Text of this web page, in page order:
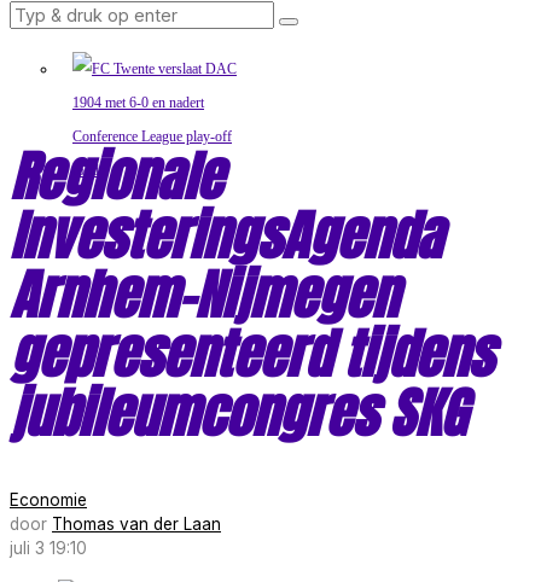
Politiek
Regionale
InvesteringsAgenda
Arnhem-Nijmegen
gepresenteerd tijdens
jubileumcongres SKG
Economie
door Thomas van der Laan
juli 3 19:10